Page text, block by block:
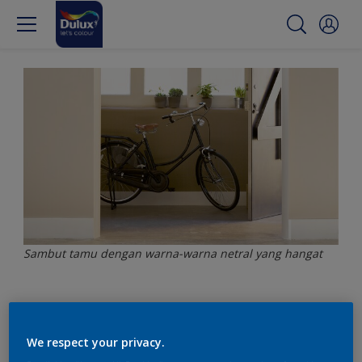
Sambut tamu dengan warna-warna netral yang hangat
datang dengan warna-
We respect your privacy.